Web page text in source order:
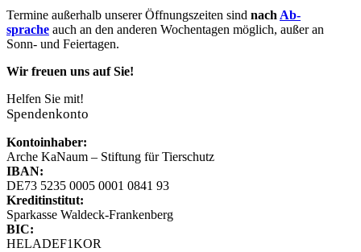
Termine außer­halb un­ser­er Öff­nungs­zeit­en sind nach Ab­
sprache auch an den an­der­en Woch­en­tag­en mög­lich, außer an
Sonn- und Fei­­er­­tag­en.
Wir freuen uns auf Sie!
Helfen Sie mit!
Spendenkonto
Kontoinhaber:
Arche KaNaum – Stiftung für Tierschutz
IBAN:
DE73 5235 0005 0001 0841 93
Kreditinstitut:
Sparkasse Waldeck-Frankenberg
BIC:
HELADEF1KOR